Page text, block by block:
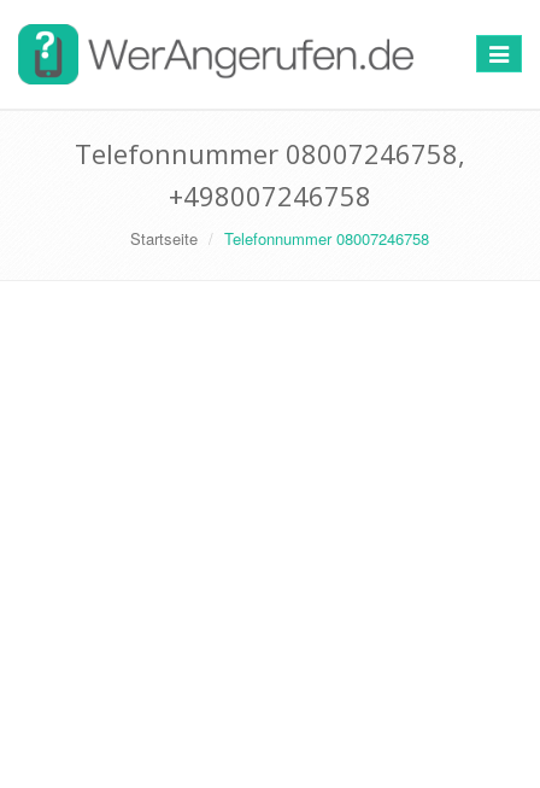
Toggle
Telefonnummer 08007246758,
+498007246758
Startseite Telefonnummer 08007246758